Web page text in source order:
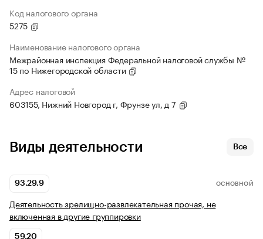
Код налогового органа
5275
Наименование налогового органа
Межрайонная инспекция Федеральной налоговой службы №
15 по Нижегородской области
Адрес налоговой
603155, Нижний Новгород г, Фрунзе ул, д 7
Виды деятельности Все
93.29.9 ОСНОВНОЙ
Деятельность зрелищно-развлекательная прочая, не
включенная в другие группировки
59.20